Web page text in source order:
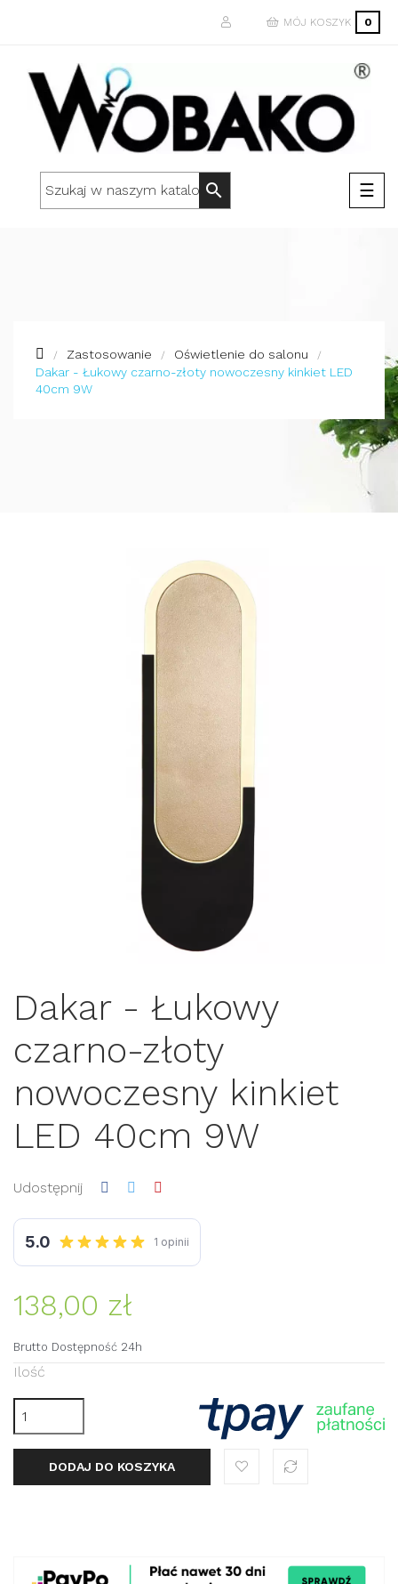
MÓJ KOSZYK 0
search ☰
Zastosowanie
Oświetlenie do salonu
Dakar - Łukowy czarno-złoty nowoczesny kinkiet LED
40cm 9W
Dakar - Łukowy
czarno-złoty
nowoczesny kinkiet
LED 40cm 9W
Udostępnij
138,00 zł
Brutto Dostępność 24h
Ilość
DODAJ DO KOSZYKA